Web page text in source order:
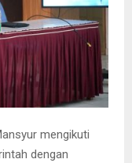
mengikuti
dengan